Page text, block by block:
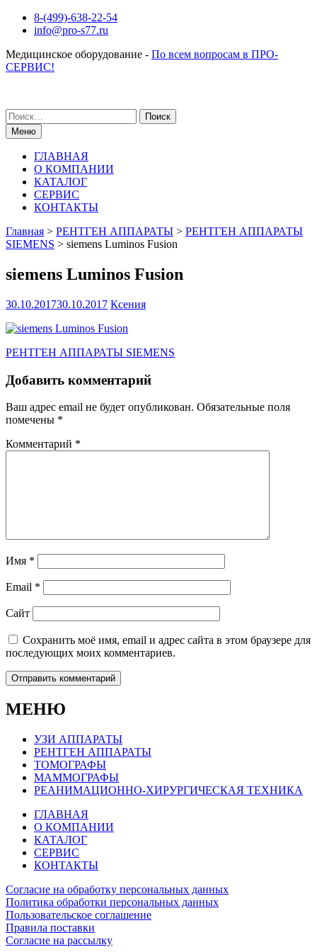
Перейти8-(499)-638-22-54
info@pro-s77.ru
Медицинское оборудование - По всем вопросам в ПРО-
СЕРВИС!
Поиск
по:Меню
ГЛАВНАЯ
О КОМПАНИИ
КАТАЛОГ
СЕРВИС
КОНТАКТЫ
Главная > РЕНТГЕН АППАРАТЫ > РЕНТГЕН АППАРАТЫ
SIEMENS > siemens Luminos Fusion
siemens Luminos Fusion
30.10.201730.10.2017 Ксения
Навигация
по
записям
РЕНТГЕН АППАРАТЫ SIEMENS
Добавить комментарий
Ваш адрес email не будет опубликован. Обязательные поля
помечены *
Комментарий *
Имя *
Email *
Сайт
Сохранить моё имя, email и адрес сайта в этом браузере для
последующих моих комментариев.
МЕНЮ
УЗИ АППАРАТЫ
РЕНТГЕН АППАРАТЫ
ТОМОГРАФЫ
МАММОГРАФЫ
РЕАНИМАЦИОННО-ХИРУРГИЧЕСКАЯ ТЕХНИКА
ГЛАВНАЯ
О КОМПАНИИ
КАТАЛОГ
СЕРВИС
КОНТАКТЫ
Согласие на обработку персональных данных
Политика обработки персональных данных
Пользовательское соглашение
Правила поставки
Согласие на рассылку